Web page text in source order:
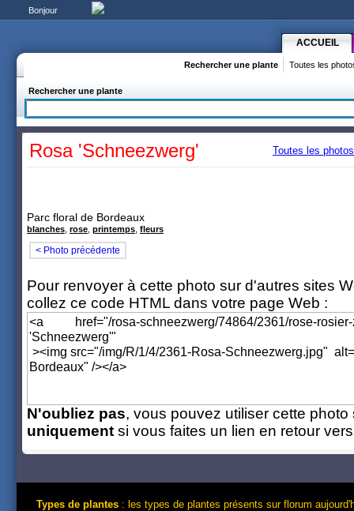
Bonjour
ACCUEIL
Rechercher une plante Toutes les
Rechercher une plante
Rosa 'Schneezwerg' Toutes les
Parc floral de Bordeaux
blanches rose printemps fleurs
< Photo précédente
Pour renvoyer à cette photo sur d'autres sites
collez ce code HTML dans votre page Web :
N'oubliez pas, vous pouvez utiliser cette photo
uniquement si vous faites un lien en retour
Types de plantes : les types de plantes présents sur florum